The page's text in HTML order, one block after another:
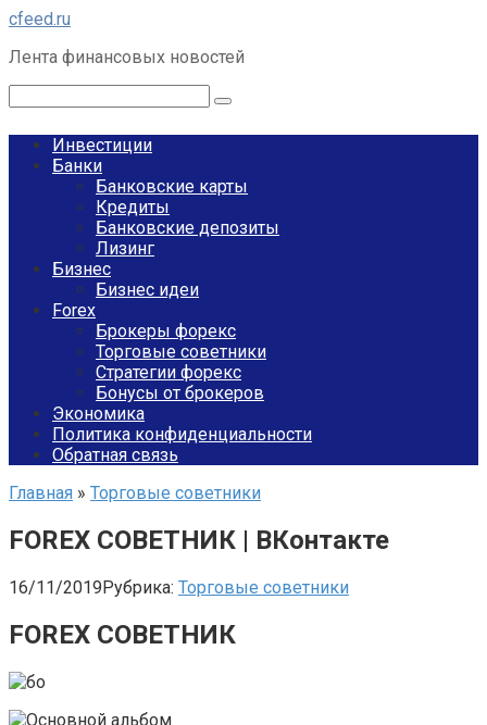
Перейти
контенту
cfeed.ru
Лента финансовых новостей
Инвестиции
Банки
Банковские карты
Кредиты
Банковские депозиты
Лизинг
Бизнес
Бизнес идеи
Forex
Брокеры форекс
Торговые советники
Стратегии форекс
Бонусы от брокеров
Экономика
Политика конфиденциальности
Обратная связь
Главная » Торговые советники
FOREX СОВЕТНИК | ВКонтакте
16/11/2019Рубрика: Торговые советники
FOREX СОВЕТНИК